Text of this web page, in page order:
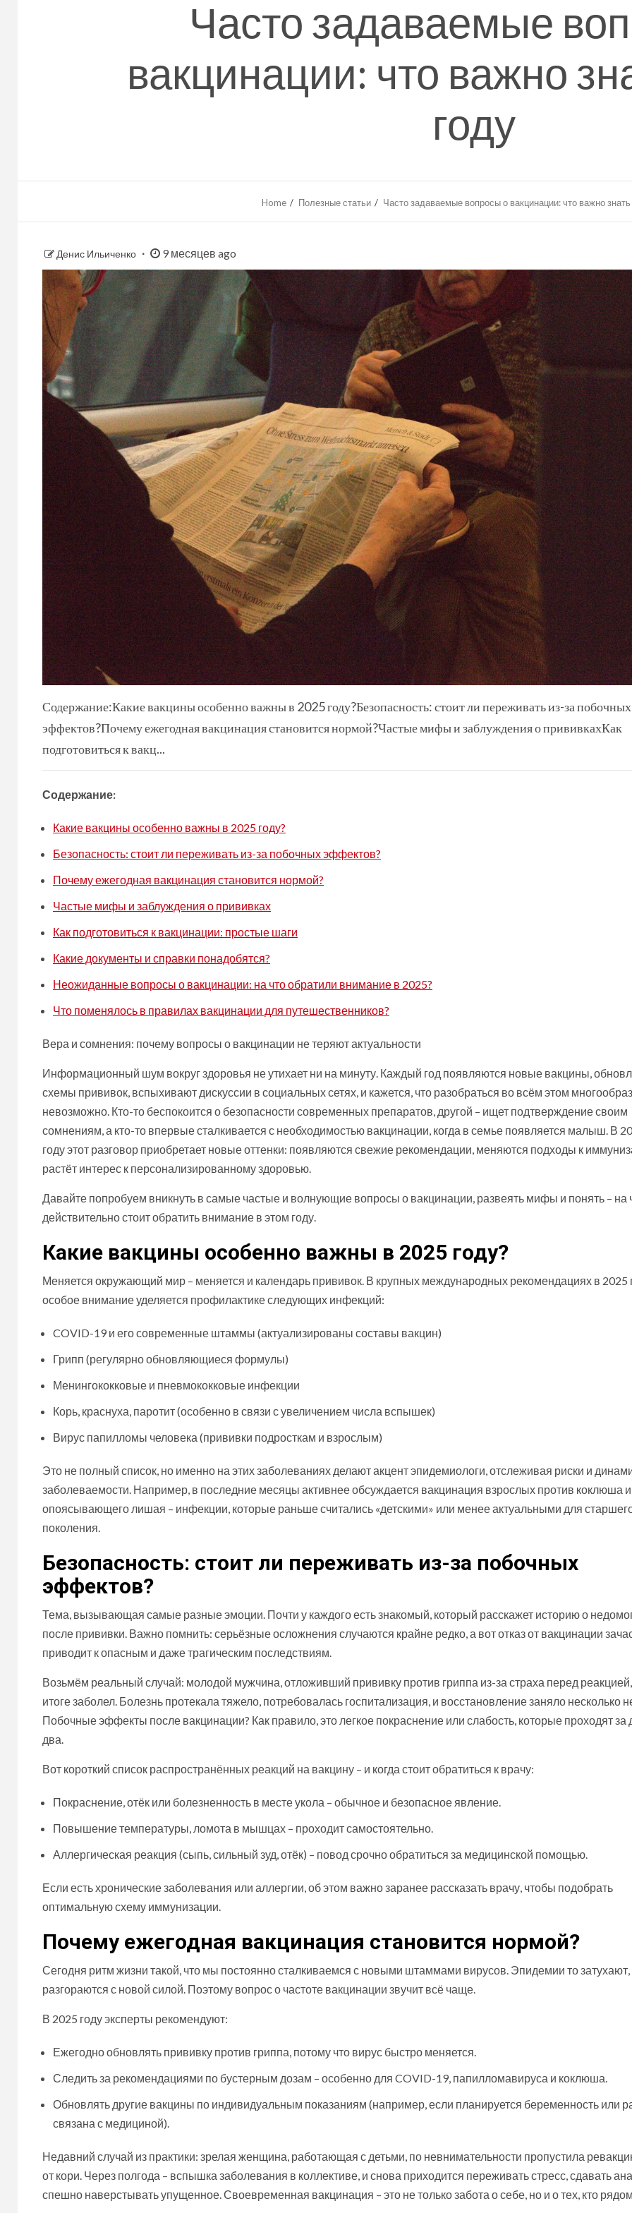
Часто задаваемые
вакцинации: что важно
году
Home Полезные статьи Часто задаваемые вопросы о вакцинации: что важно
Денис Ильиченко 9 месяцев ago
Содержание:Какие вакцины особенно важны в 2025 году?Безопасность: стоит ли переживать из-за побочных
эффектов?Почему ежегодная вакцинация становится нормой?Частые мифы и заблуждения о прививкахКак
подготовиться к вакц...
Содержание:
Какие вакцины особенно важны в 2025 году?
Безопасность: стоит ли переживать из-за побочных эффектов?
Почему ежегодная вакцинация становится нормой?
Частые мифы и заблуждения о прививках
Как подготовиться к вакцинации: простые шаги
Какие документы и справки понадобятся?
Неожиданные вопросы о вакцинации: на что обратили внимание в 2025?
Что поменялось в правилах вакцинации для путешественников?
Вера и сомнения: почему вопросы о вакцинации не теряют актуальности
Информационный шум вокруг здоровья не утихает ни на минуту. Каждый год появляются новые вакцины,
схемы прививок, вспыхивают дискуссии в социальных сетях, и кажется, что разобраться во всём этом
невозможно. Кто-то беспокоится о безопасности современных препаратов, другой – ищет подтверждение своим
сомнениям, а кто-то впервые сталкивается с необходимостью вакцинации, когда в семье появляется малыш. В
году этот разговор приобретает новые оттенки: появляются свежие рекомендации, меняются подходы к
растёт интерес к персонализированному здоровью.
Давайте попробуем вникнуть в самые частые и волнующие вопросы о вакцинации, развеять мифы и понять – на
действительно стоит обратить внимание в этом году.
Какие вакцины особенно важны в 2025 году?
Меняется окружающий мир – меняется и календарь прививок. В крупных международных рекомендациях в 2025
особое внимание уделяется профилактике следующих инфекций:
COVID-19 и его современные штаммы (актуализированы составы вакцин)
Грипп (регулярно обновляющиеся формулы)
Менингококковые и пневмококковые инфекции
Корь, краснуха, паротит (особенно в связи с увеличением числа вспышек)
Вирус папилломы человека (прививки подросткам и взрослым)
Это не полный список, но именно на этих заболеваниях делают акцент эпидемиологи, отслеживая риски и
заболеваемости. Например, в последние месяцы активнее обсуждается вакцинация взрослых против коклюша и
опоясывающего лишая – инфекции, которые раньше считались «детскими» или менее актуальными для
поколения.
Безопасность: стоит ли переживать из-за побочных
эффектов?
Тема, вызывающая самые разные эмоции. Почти у каждого есть знакомый, который расскажет историю о
после прививки. Важно помнить: серьёзные осложнения случаются крайне редко, а вот отказ от вакцинации
приводит к опасным и даже трагическим последствиям.
Возьмём реальный случай: молодой мужчина, отложивший прививку против гриппа из-за страха перед
итоге заболел. Болезнь протекала тяжело, потребовалась госпитализация, и восстановление заняло несколько
Побочные эффекты после вакцинации? Как правило, это легкое покраснение или слабость, которые проходят за
два.
Вот короткий список распространённых реакций на вакцину – и когда стоит обратиться к врачу:
Покраснение, отёк или болезненность в месте укола – обычное и безопасное явление.
Повышение температуры, ломота в мышцах – проходит самостоятельно.
Аллергическая реакция (сыпь, сильный зуд, отёк) – повод срочно обратиться за медицинской помощью.
Если есть хронические заболевания или аллергии, об этом важно заранее рассказать врачу, чтобы подобрать
оптимальную схему иммунизации.
Почему ежегодная вакцинация становится нормой?
Сегодня ритм жизни такой, что мы постоянно сталкиваемся с новыми штаммами вирусов. Эпидемии то затухают,
разгораются с новой силой. Поэтому вопрос о частоте вакцинации звучит всё чаще.
В 2025 году эксперты рекомендуют:
Ежегодно обновлять прививку против гриппа, потому что вирус быстро меняется.
Следить за рекомендациями по бустерным дозам – особенно для COVID-19, папилломавируса и коклюша.
Обновлять другие вакцины по индивидуальным показаниям (например, если планируется беременность или
связана с медициной).
Недавний случай из практики: зрелая женщина, работающая с детьми, по невнимательности пропустила
от кори. Через полгода – вспышка заболевания в коллективе, и снова приходится переживать стресс, сдавать
спешно наверстывать упущенное. Своевременная вакцинация – это не только забота о себе, но и о тех, кто